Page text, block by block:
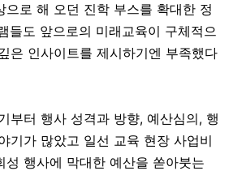
으로 해 오던 진학 부스를 확대한 정
들도 앞으로의 미래교육이 구체적으
은 인사이트를 제시하기엔 부족했다
부터 행사 성격과 방향, 예산심의, 행
기가 많았고 일선 교육 현장 사업비
성 행사에 막대한 예산을 쏟아붓는